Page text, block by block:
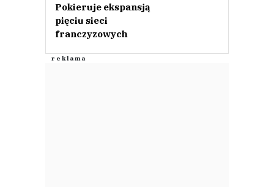
Pokieruje ekspansją
pięciu sieci
franczyzowych